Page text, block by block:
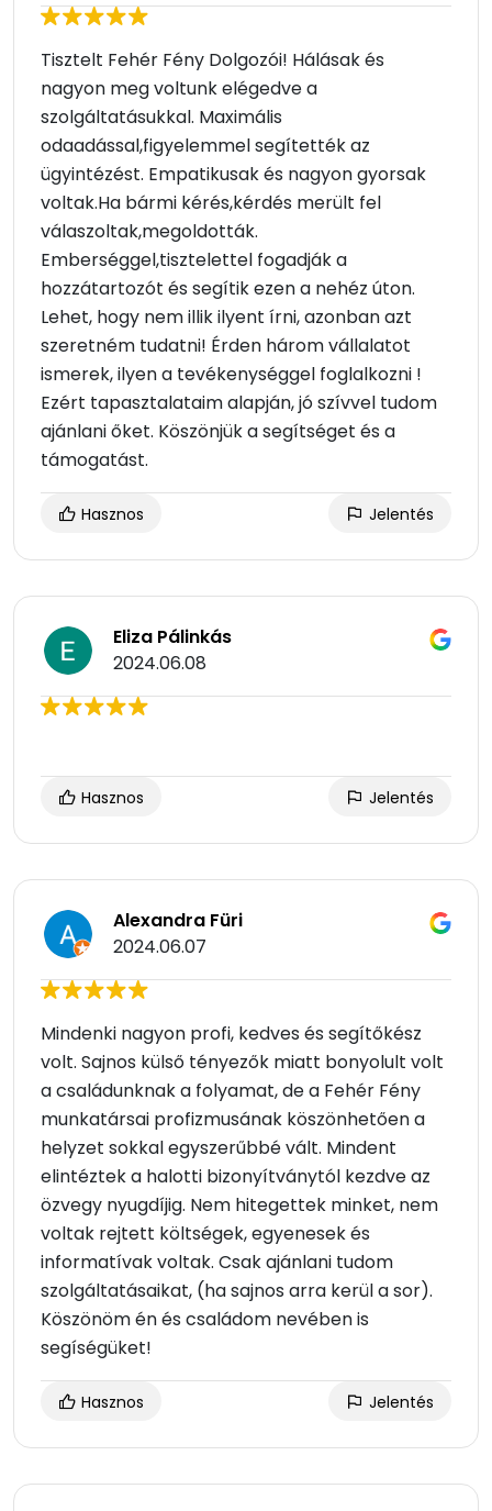
Tisztelt Fehér Fény Dolgozói! Hálásak és
nagyon meg voltunk elégedve a
szolgáltatásukkal. Maximális
odaadással,figyelemmel segítették az
ügyintézést. Empatikusak és nagyon gyorsak
voltak.Ha bármi kérés,kérdés merült fel
válaszoltak,megoldották.
Emberséggel,tisztelettel fogadják a
hozzátartozót és segítik ezen a nehéz úton.
Lehet, hogy nem illik ilyent írni, azonban azt
szeretném tudatni! Érden három vállalatot
ismerek, ilyen a tevékenységgel foglalkozni !
Ezért tapasztalataim alapján, jó szívvel tudom
ajánlani őket. Köszönjük a segítséget és a
támogatást.
Hasznos Jelentés
Eliza Pálinkás
2024.06.08
Hasznos Jelentés
Alexandra Füri
2024.06.07
Mindenki nagyon profi, kedves és segítőkész
volt. Sajnos külső tényezők miatt bonyolult volt
a családunknak a folyamat, de a Fehér Fény
munkatársai profizmusának köszönhetően a
helyzet sokkal egyszerűbbé vált. Mindent
elintéztek a halotti bizonyítványtól kezdve az
özvegy nyugdíjig. Nem hitegettek minket, nem
voltak rejtett költségek, egyenesek és
informatívak voltak. Csak ajánlani tudom
szolgáltatásaikat, (ha sajnos arra kerül a sor).
Köszönöm én és családom nevében is
segíségüket!
Hasznos Jelentés